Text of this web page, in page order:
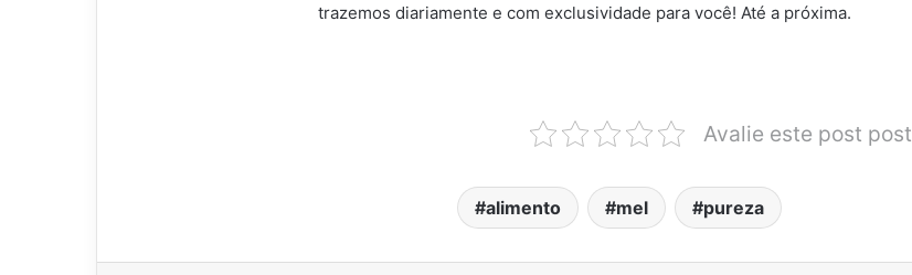
trazemos diariamente e com exclusividade para você! Até a próxima.
Avalie este post post
alimento mel pureza